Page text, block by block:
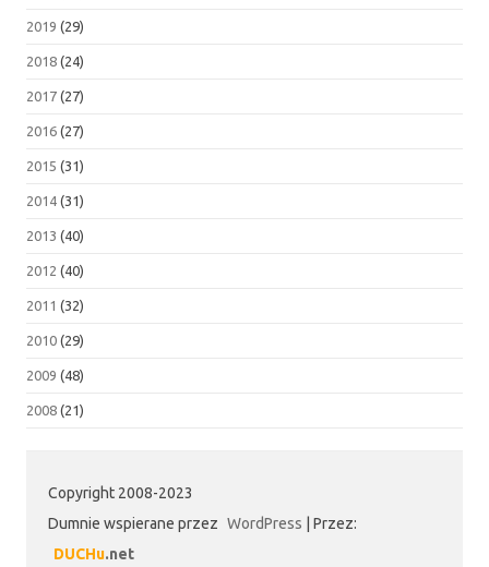
2019 (29)
2018 (24)
2017 (27)
2016 (27)
2015 (31)
2014 (31)
2013 (40)
2012 (40)
2011 (32)
2010 (29)
2009 (48)
2008 (21)
Copyright 2008-2023
Dumnie wspierane przez WordPress
Przez:
DUCHu.net